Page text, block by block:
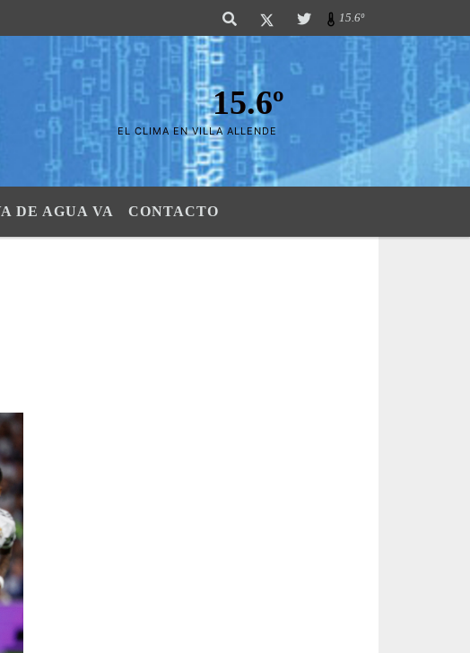
las Sierras". SI SU AVISO ESTA AQUÃ,..FELICITACIONES PUES..! "El
15.6º
15.6º
EL CLIMA EN VILLA ALLENDE
DE AGUA VA CONTACTO